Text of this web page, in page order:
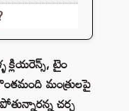
క్లియరెన్స్, టైం
మంత్రులపై
చర్చ